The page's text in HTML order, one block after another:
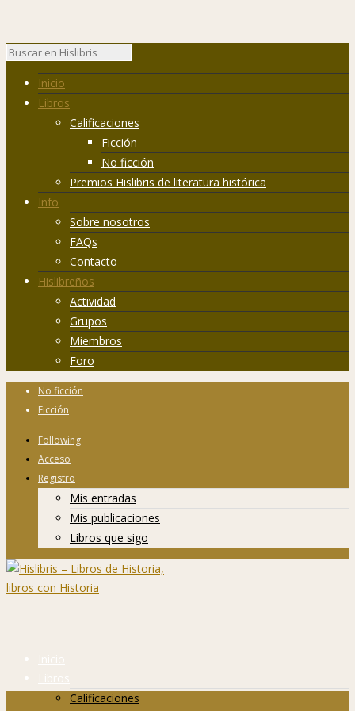
Inicio
Libros
Calificaciones
Ficción
No ficción
Premios Hislibris de literatura histórica
Info
Sobre nosotros
FAQs
Contacto
Hislibreños
Actividad
Grupos
Miembros
Foro
No ficción
Ficción
Following
Acceso
Registro
Mis entradas
Mis publicaciones
Libros que sigo
Inicio
Libros
Calificaciones